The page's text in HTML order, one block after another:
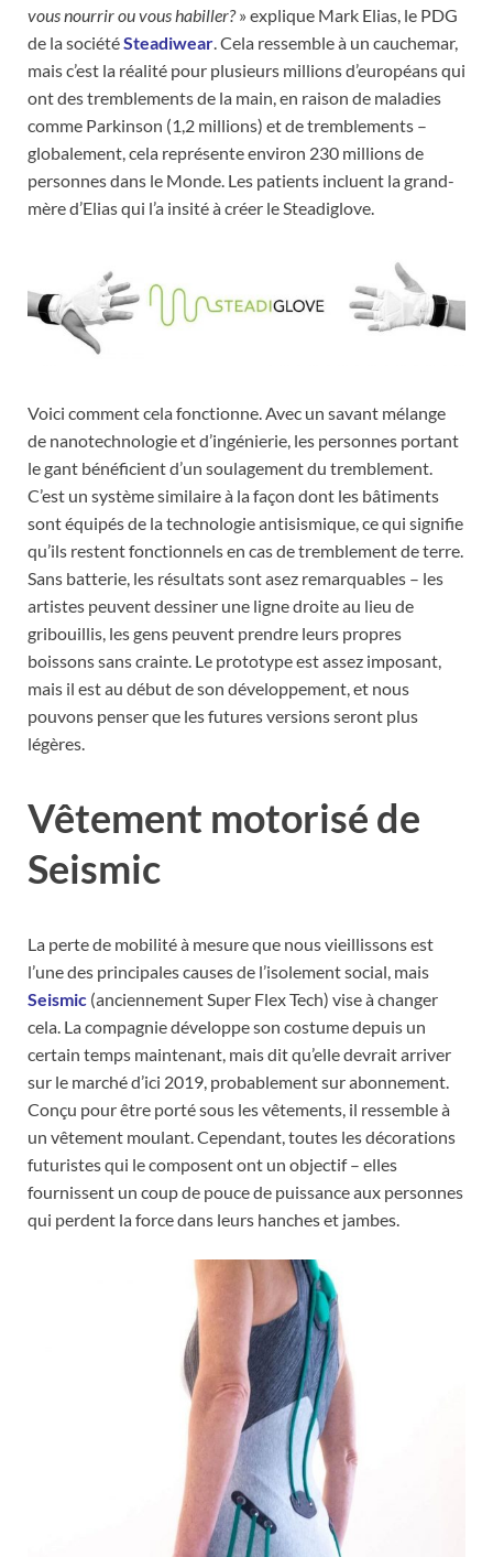
vous nourrir ou vous habiller?» explique Mark Elias, le PDG
de la sociétéSteadiwear. Cela ressemble à un cauchemar,
mais c’est la réalité pour plusieurs millions d’européans qui
ont des tremblements de la main, en raison de maladies
comme Parkinson (1,2 millions) et de tremblements –
globalement, cela représente environ 230 millions de
personnes dans le Monde. Les patients incluent la grand-
mère d’Elias qui l’a insité à créer le Steadiglove.
Voici comment cela fonctionne. Avec un savant mélange
de nanotechnologie et d’ingénierie, les personnes portant
le gant bénéficient d’un soulagement du tremblement.
C’est un système similaire à la façon dont les bâtiments
sont équipés de la technologie antisismique, ce qui signifie
qu’ils restent fonctionnels en cas de tremblement de terre.
Sans batterie, les résultats sont asez remarquables – les
artistes peuvent dessiner une ligne droite au lieu de
gribouillis, les gens peuvent prendre leurs propres
boissons sans crainte. Le prototype est assez imposant,
mais il est au début de son développement, et nous
pouvons penser que les futures versions seront plus
légères.
Vêtement motorisé de
Seismic
La perte de mobilité à mesure que nous vieillissons est
l’une des principales causes de l’isolement social, mais
Seismic (anciennement Super Flex Tech) vise à changer
cela. La compagnie développe son costume depuis un
certain temps maintenant, mais dit qu’elle devrait arriver
sur le marché d’ici 2019, probablement sur abonnement.
Conçu pour être porté sous les vêtements, il ressemble à
un vêtement moulant. Cependant, toutes les décorations
futuristes qui le composent ont un objectif – elles
fournissent un coup de pouce de puissance aux personnes
qui perdent la force dans leurs hanches et jambes.